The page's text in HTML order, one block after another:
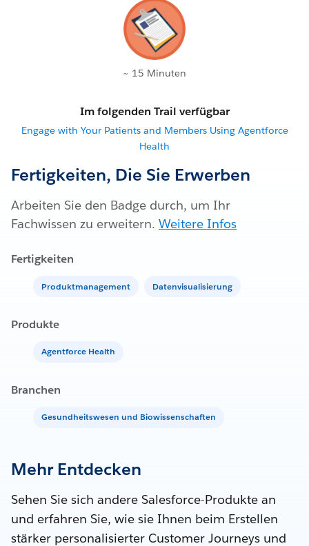
~ 15 Minuten
Im folgenden Trail verfügbar
Engage with Your Patients and Members Using Agentforce
Health
Fertigkeiten, Die Sie Erwerben
Arbeiten Sie den Badge durch, um Ihr
Fachwissen zu erweitern. Weitere Infos
Fertigkeiten
Produktmanagement Datenvisualisierung
Produkte
Agentforce Health
Branchen
Gesundheitswesen und Biowissenschaften
Mehr Entdecken
Sehen Sie sich andere Salesforce-Produkte an
und erfahren Sie, wie sie Ihnen beim Erstellen
stärker personalisierter Customer Journeys und